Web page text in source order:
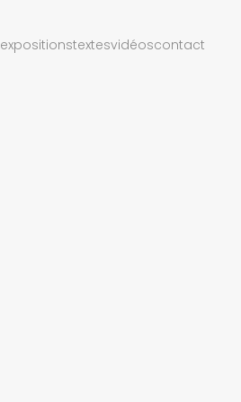
expositionstextesvidéoscontact